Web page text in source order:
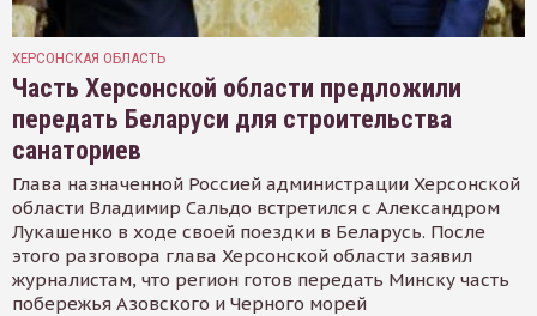
ХЕРСОНСКАЯ ОБЛАСТЬ
Часть Херсонской области предложили
передать Беларуси для строительства
санаториев
Глава назначенной Россией администрации Херсонской
области Владимир Сальдо встретился с Александром
Лукашенко в ходе своей поездки в Беларусь. После
этого разговора глава Херсонской области заявил
журналистам, что регион готов передать Минску часть
побережья Азовского и Черного морей